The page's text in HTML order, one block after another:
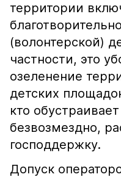
территории
(волонтерской)
частности, это
озеленение
детских
кто
безвозмездно,
господдержку.
Допуск